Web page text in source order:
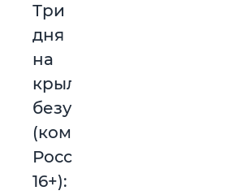
Три
дня
на
крыльях
безумия»
(комедия,
Россия,
16+):